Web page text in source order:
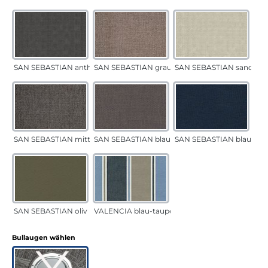
SAN SEBASTIAN anthrazitSAN SEBASTIAN grau-sandSAN SEBASTIAN sand
SAN SEBASTIAN mittelgrauSAN SEBASTIAN blau-sandSAN SEBASTIAN blau
SAN SEBASTIAN oliv VALENCIA blau-taupe
Bullaugen wählen